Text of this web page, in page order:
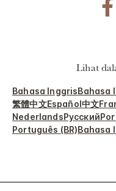
Lihat
Bahasa InggrisBahasa
繁體中文Español中文
NederlandsРусский
Português (BR)Bahasa